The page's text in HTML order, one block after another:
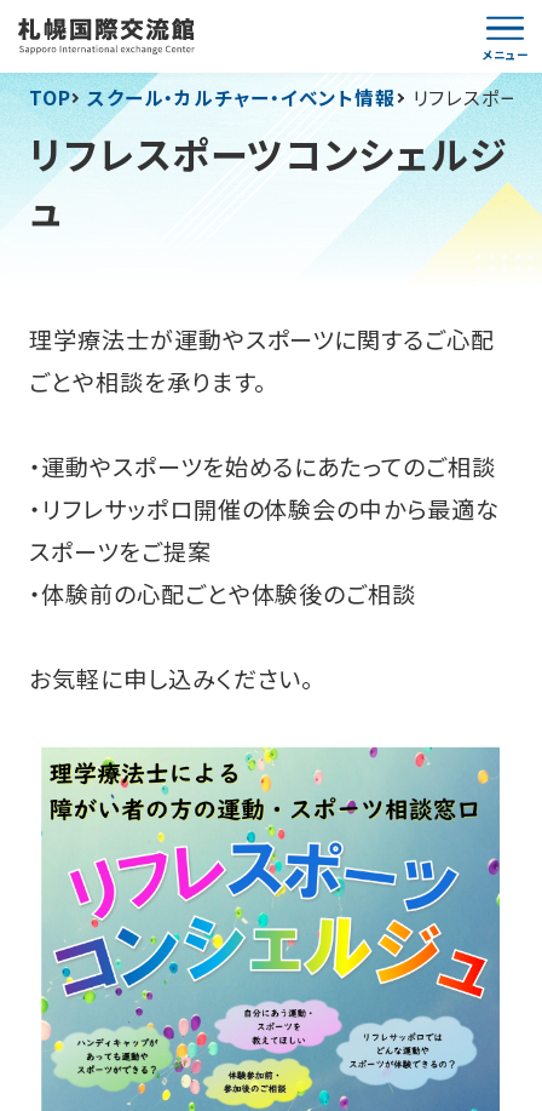
メニュー
利用案内
TOP
トレーニングコーナー
交流サロン
ライラックホール
体育室
スクール・カルチャー・イベント情報
背景色
標準 大
TOP スクール・カルチャー・イベント情報 リフレスポー
リフレスポーツコンシェルジ
ュ
理学療法士が運動やスポーツに関するご心配
ごとや相談を承ります。
・運動やスポーツを始めるにあたってのご相談
・リフレサッポロ開催の体験会の中から最適な
スポーツをご提案
・体験前の心配ごとや体験後のご相談
お気軽に申し込みください。